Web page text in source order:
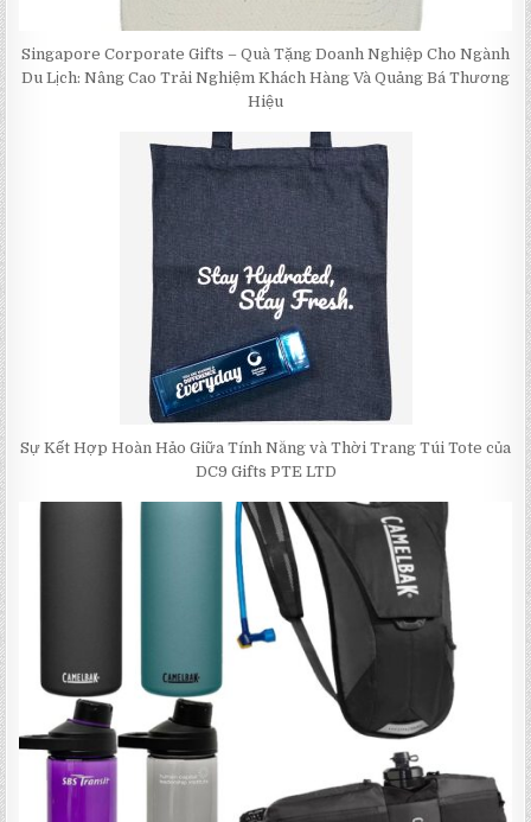
Singapore Corporate Gifts – Quà Tặng Doanh Nghiệp Cho Ngành
Du Lịch: Nâng Cao Trải Nghiệm Khách Hàng Và Quảng Bá Thương
Hiệu
Sự Kết Hợp Hoàn Hảo Giữa Tính Năng và Thời Trang Túi Tote của
DC9 Gifts PTE LTD